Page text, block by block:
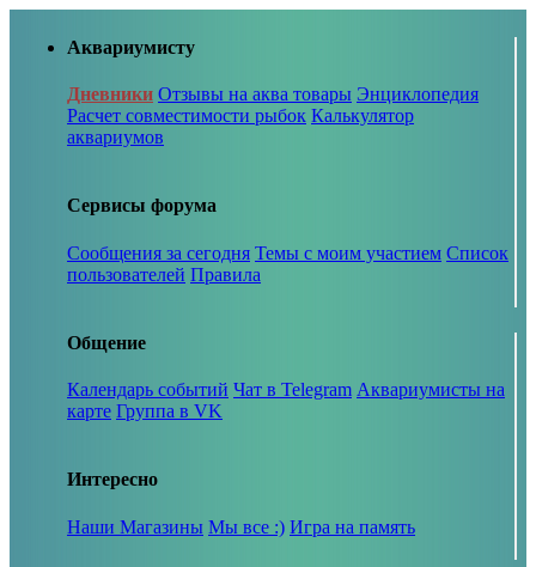
Аквариумисту
Дневники Отзывы на аква товары Энциклопедия
Расчет совместимости рыбок Калькулятор
аквариумов
Сервисы форума
Сообщения за сегодня Темы с моим участием Список
пользователей Правила
Общение
Календарь событий Чат в Telegram Аквариумисты на
карте Группа в VK
Интересно
Наши Магазины Мы все :) Игра на память